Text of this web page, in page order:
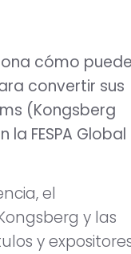
cómo
convertir sus
(Kongsberg
FESPA Global
el
y las
y